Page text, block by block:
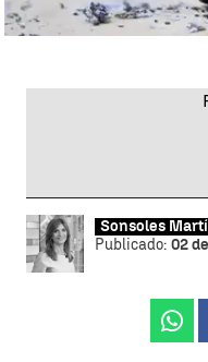
Sonsoles
Publicado: 02